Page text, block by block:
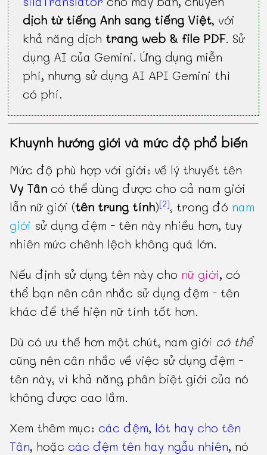
dịch từ tiếng Anh sang tiếng Việt, với
khả năng dịch trang web & file PDF. Sử
dụng AI của Gemini. Ứng dụng miễn
phí, nhưng sử dụng AI API Gemini thì
có phí.
Khuynh hướng giới và mức độ phổ biến
Mức độ phù hợp với giới: về lý thuyết tên
Vy Tân có thể dùng được cho cả nam giới
lẫn nữ giới (tên trung tính)[2], trong đó nam
giới sử dụng đệm - tên này nhiều hơn, tuy
nhiên mức chênh lệch không quá lớn.
Nếu định sử dụng tên này cho nữ giới, có
thể bạn nên cân nhắc sử dụng đệm - tên
khác để thể hiện nữ tính tốt hơn.
Dù có ưu thế hơn một chút, nam giới có thể
cũng nên cân nhắc về việc sử dụng đệm -
tên này, vì khả năng phân biệt giới của nó
không được cao lắm.
Xem thêm mục: các đệm, lót hay cho tên
Tân, hoặc các đệm tên hay ngẫu nhiên, nó